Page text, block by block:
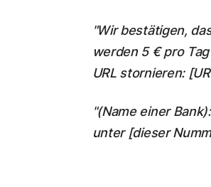
"Wir bestätigen,
werden 5 € pro
URL stornieren:
"(Name einer
unter [dieser